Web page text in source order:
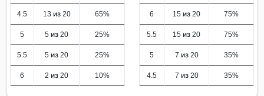
4.5 13 из 20 65%
5 5 из 20 25%
5.5 5 из 20 25%
6 2 из 20 10%
6 15 из 20 75%
5.5 15 из 20 75%
5 7 из 20 35%
4.5 7 из 20 35%